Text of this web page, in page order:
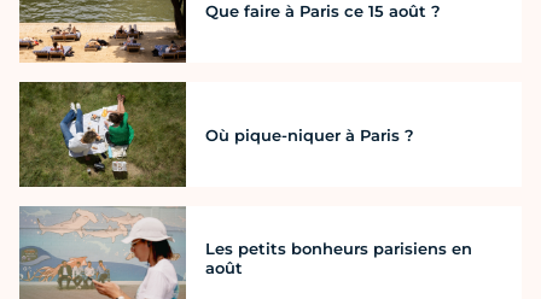
Que faire à Paris ce 15 août ?
Où pique-niquer à Paris ?
Les petits bonheurs parisiens en
août